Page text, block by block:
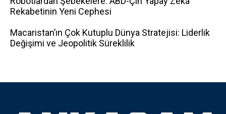
Rekabetinin Yeni Cephesi
Macaristan’ın Çok Kutuplu Dünya Stratejisi: Liderlik
Değişimi ve Jeopolitik Süreklilik